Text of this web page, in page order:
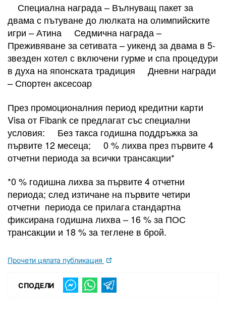
Специална награда – Вълнуващ пакет за
двама с пътуване до люлката на олимпийските
игри – Атина Седмична награда –
Преживяване за сетивата – уикенд за двама в 5-
звезден хотел с включени гурме и спа процедури
в духа на японската традиция Дневни награди
– Спортен аксесоар
През промоционалния период кредитни карти
Visa от Fibank се предлагат със специални
условия: Без такса годишна поддръжка за
първите 12 месеца; 0 % лихва през първите 4
отчетни периода за всички трансакции*
*0 % годишна лихва за първите 4 отчетни
периода; след изтичане на първите четири
отчетни периода се прилага стандартна
фиксирана годишна лихва – 16 % за ПОС
трансакции и 18 % за теглене в брой.
Прочети цялата публикация
СПОДЕЛИ